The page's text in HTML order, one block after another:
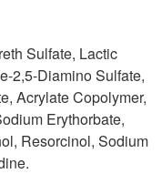
Sulfate, Lactic
2,5-Diamino Sulfate,
Acrylate Copolymer,
Erythorbate,
Resorcinol, Sodium